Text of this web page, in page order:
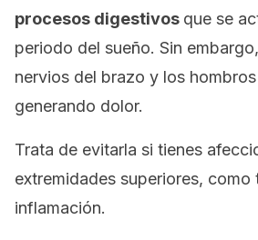
procesos digestivos que se
periodo del sueño. Sin
nervios del brazo y los
generando dolor.
Trata de evitarla si tienes
extremidades superiores, como
inflamación.